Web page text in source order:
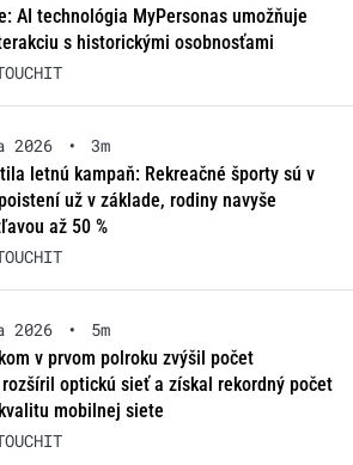
AI technológia MyPersonas umožňuje
s historickými osobnosťami
2026 •
3m
letnú kampaň: Rekreačné športy sú v
už v základe, rodiny navyše
až 50 %
2026 •
5m
v prvom polroku zvýšil počet
optickú sieť a získal rekordný počet
mobilnej siete